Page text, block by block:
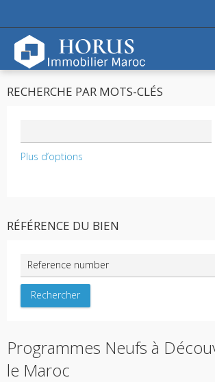
RECHERCHE PAR MOTS-CLÉS
Plus d’options
RÉFÉRENCE DU BIEN
Programmes Neufs à
le Maroc